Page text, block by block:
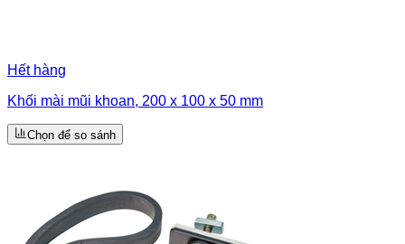
Hết hàng
Khối mài mũi khoan, 200 x 100 x 50 mm
Chọn để so sánh